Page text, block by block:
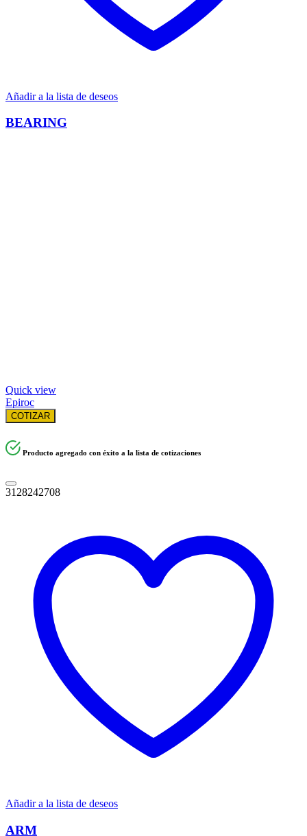
Añadir a la lista de deseos
BEARING
Quick view
Epiroc
COTIZAR
Producto agregado con éxito a la lista de cotizaciones
3128242708
Añadir a la lista de deseos
ARM